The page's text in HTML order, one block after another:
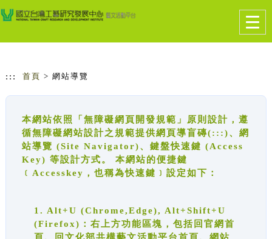
跳到主要內容
網站導覽
::: 首頁 > 網站導覽
本網站依照「無障礙網頁開發規範」原則設計，遵
循無障礙網站設計之規範提供網頁導盲磚(:::)、網
站導覽 (Site Navigator)、鍵盤快速鍵 (Access
Key) 等設計方式。 本網站的便捷鍵
﹝Accesskey，也稱為快速鍵﹞設定如下：
1. Alt+U (Chrome,Edge), Alt+Shift+U
(Firefox)：右上方功能區塊，包括回官網首